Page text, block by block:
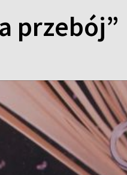
przebój”